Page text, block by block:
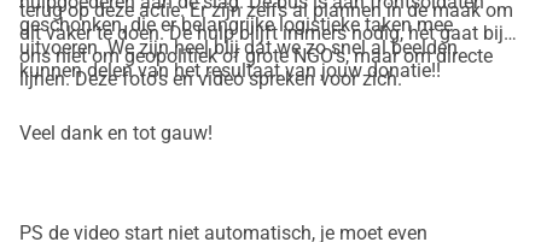
geschonken, die er belangrijke logistieke taken mee
uitvoeren. We zijn heel blij dat we zo snel al beelden
kunnen delen van het resultaat van jouw donatie!!
terug op deze actie. Er zijn zelfs al plannen in de maak om
dit vaker te doen. De hulp blijft immers nodig, het gaat bij
ons niet om geopolitiek of grote NGO's, maar om directe
lijnen. Deze foto's en video spreken voor zich.
Veel dank en tot gauw!
PS de video start niet automatisch, je moet even